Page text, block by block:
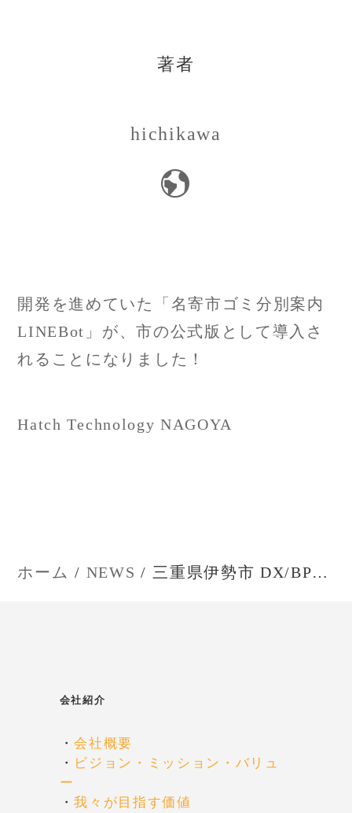
著者
hichikawa
投
稿
ナ
ョ
開発を進めていた「名寄市ゴミ分別案内
LINEBot」が、市の公式版として導入さ
れることになりました！
Hatch Technology NAGOYA
ホーム NEWS 三重県伊勢市 DX/BPR研修
会社紹介
・会社概要
・ ビジョン・ミッション・バリュ
ー
・我々が目指す価値